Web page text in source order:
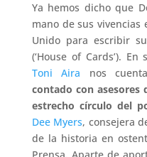
Ya hemos dicho que
mano de sus vivencias
Unido para escribir
(‘House of Cards’).
Toni Aira nos
contado con asesores
estrecho círculo del
Dee Myers, consejera
de la historia en